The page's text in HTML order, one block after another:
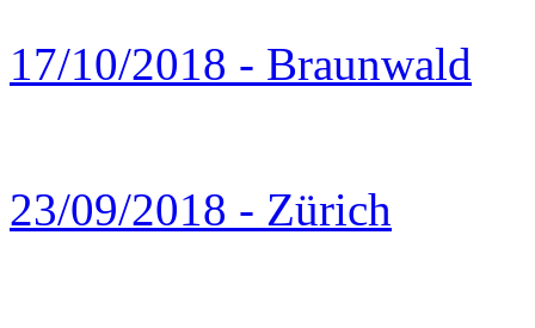
17/10/2018 - Braunwald
23/09/2018 - Zürich